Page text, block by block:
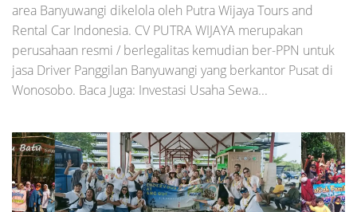
area Banyuwangi dikelola oleh Putra Wijaya Tours and
Rental Car Indonesia. CV PUTRA WIJAYA merupakan
perusahaan resmi / berlegalitas kemudian ber-PPN untuk
jasa Driver Panggilan Banyuwangi yang berkantor Pusat di
Wonosobo. Baca Juga: Investasi Usaha Sewa...